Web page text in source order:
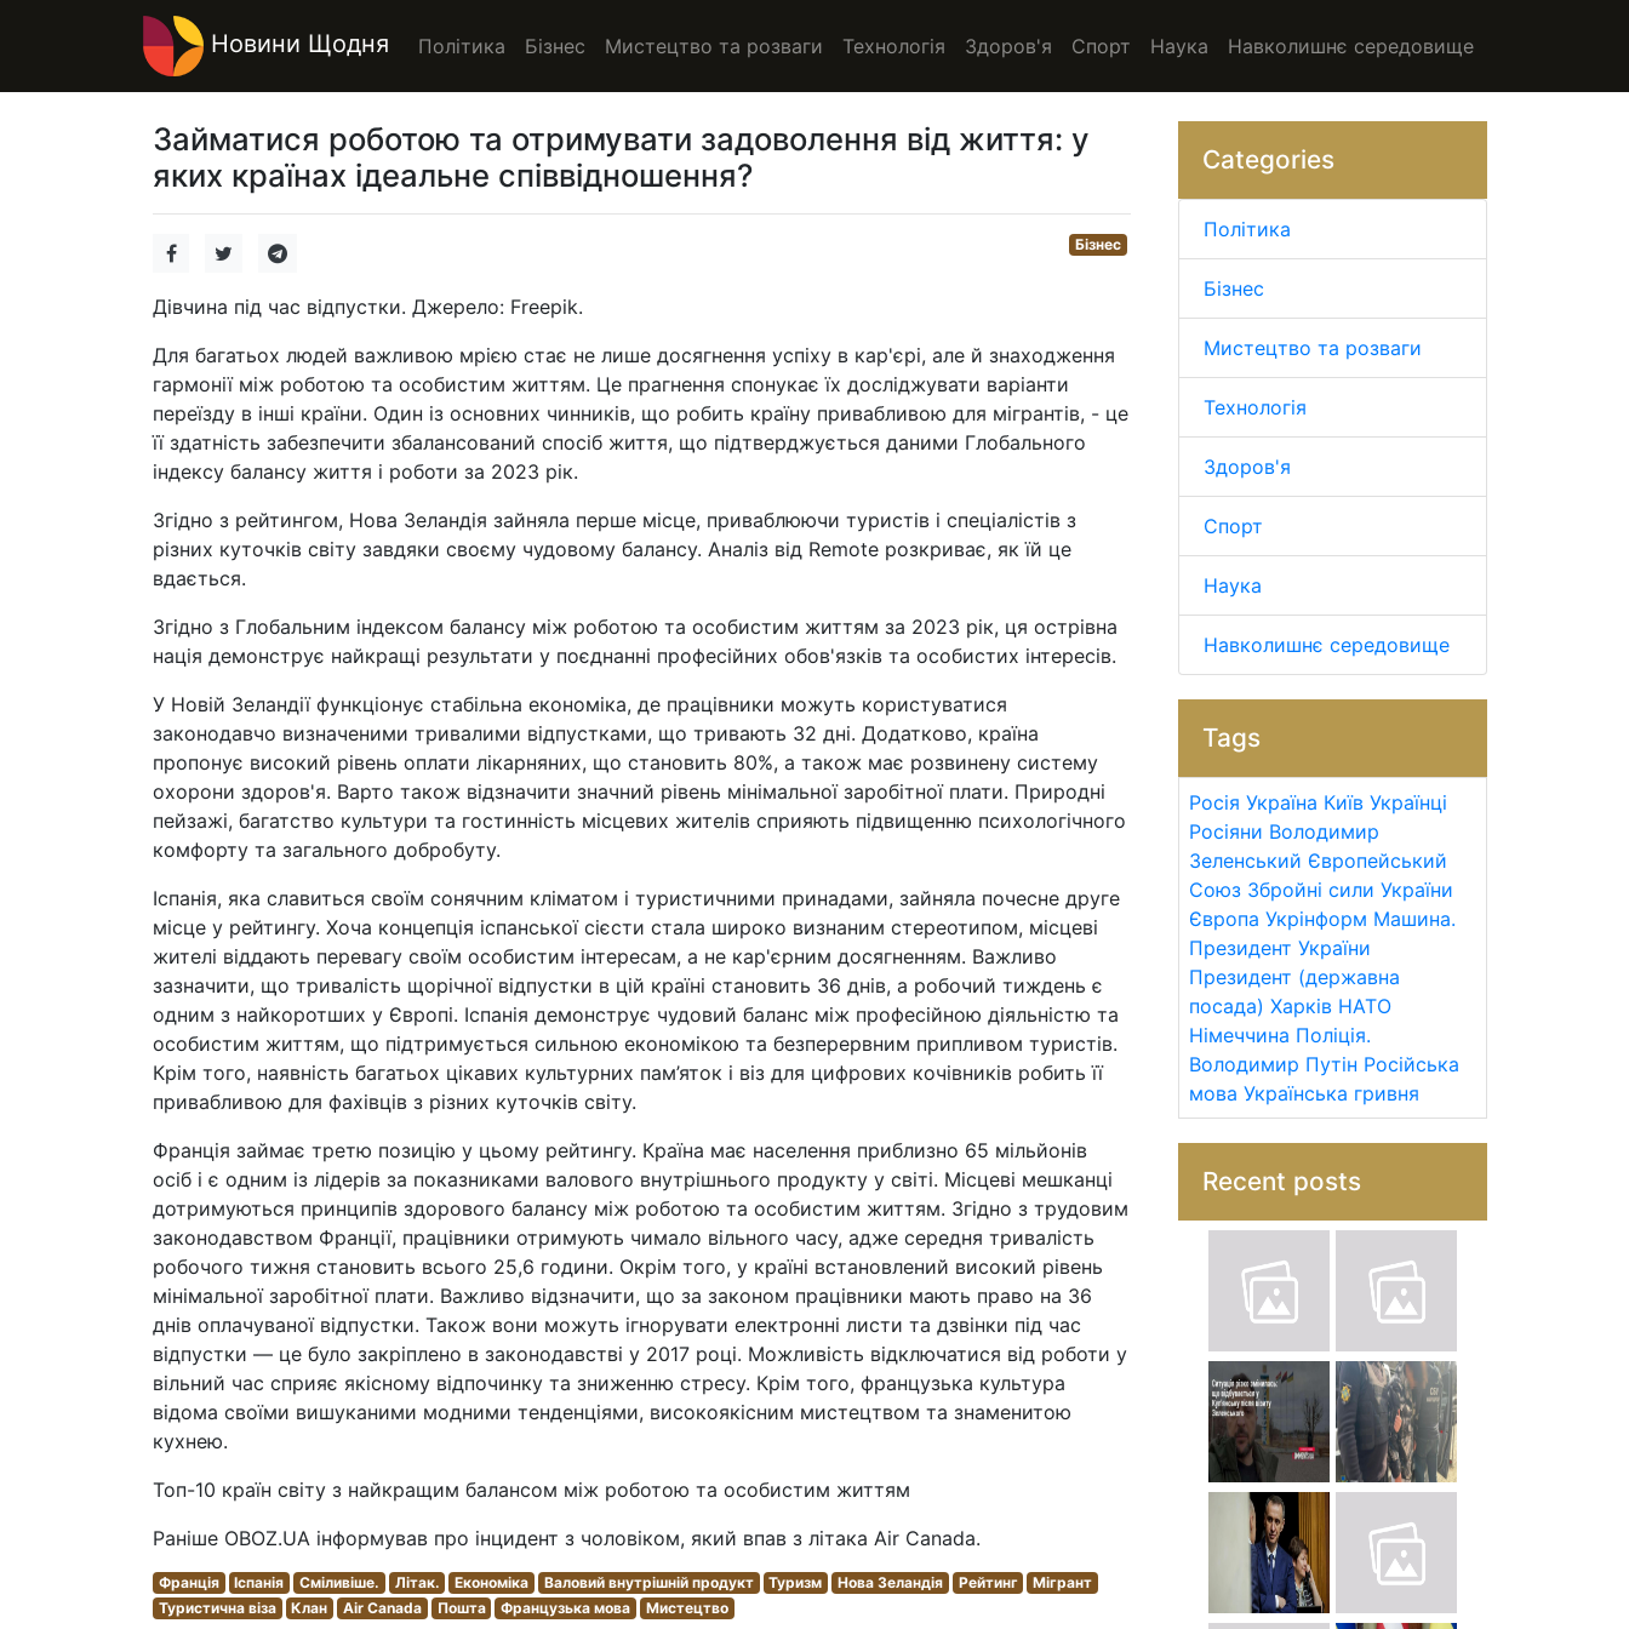
Новини Щодня Політика Бізнес Мистецтво та розваги Технологія Здоров'я Спорт Наука Навколишнє середовище
Займатися роботою та отримувати задоволення від життя: у
яких країнах ідеальне співвідношення?
Бізнес
Дівчина під час відпустки. Джерело: Freepik.
Для багатьох людей важливою мрією стає не лише досягнення успіху в кар'єрі, але й знаходження
гармонії між роботою та особистим життям. Це прагнення спонукає їх досліджувати варіанти
переїзду в інші країни. Один із основних чинників, що робить країну привабливою для мігрантів, - це
її здатність забезпечити збалансований спосіб життя, що підтверджується даними Глобального
індексу балансу життя і роботи за 2023 рік.
Згідно з рейтингом, Нова Зеландія зайняла перше місце, приваблюючи туристів і спеціалістів з
різних куточків світу завдяки своєму чудовому балансу. Аналіз від Remote розкриває, як їй це
вдається.
Згідно з Глобальним індексом балансу між роботою та особистим життям за 2023 рік, ця острівна
нація демонструє найкращі результати у поєднанні професійних обов'язків та особистих інтересів.
У Новій Зеландії функціонує стабільна економіка, де працівники можуть користуватися
законодавчо визначеними тривалими відпустками, що тривають 32 дні. Додатково, країна
пропонує високий рівень оплати лікарняних, що становить 80%, а також має розвинену систему
охорони здоров'я. Варто також відзначити значний рівень мінімальної заробітної плати. Природні
пейзажі, багатство культури та гостинність місцевих жителів сприяють підвищенню психологічного
комфорту та загального добробуту.
Іспанія, яка славиться своїм сонячним кліматом і туристичними принадами, зайняла почесне друге
місце у рейтингу. Хоча концепція іспанської сієсти стала широко визнаним стереотипом, місцеві
жителі віддають перевагу своїм особистим інтересам, а не кар'єрним досягненням. Важливо
зазначити, що тривалість щорічної відпустки в цій країні становить 36 днів, а робочий тиждень є
одним з найкоротших у Європі. Іспанія демонструє чудовий баланс між професійною діяльністю та
особистим життям, що підтримується сильною економікою та безперервним припливом туристів.
Крім того, наявність багатьох цікавих культурних пам’яток і віз для цифрових кочівників робить її
привабливою для фахівців з різних куточків світу.
Франція займає третю позицію у цьому рейтингу. Країна має населення приблизно 65 мільйонів
осіб і є одним із лідерів за показниками валового внутрішнього продукту у світі. Місцеві мешканці
дотримуються принципів здорового балансу між роботою та особистим життям. Згідно з трудовим
законодавством Франції, працівники отримують чимало вільного часу, адже середня тривалість
робочого тижня становить всього 25,6 години. Окрім того, у країні встановлений високий рівень
мінімальної заробітної плати. Важливо відзначити, що за законом працівники мають право на 36
днів оплачуваної відпустки. Також вони можуть ігнорувати електронні листи та дзвінки під час
відпустки — це було закріплено в законодавстві у 2017 році. Можливість відключатися від роботи у
вільний час сприяє якісному відпочинку та зниженню стресу. Крім того, французька культура
відома своїми вишуканими модними тенденціями, високоякісним мистецтвом та знаменитою
кухнею.
Топ-10 країн світу з найкращим балансом між роботою та особистим життям
Раніше OBOZ.UA інформував про інцидент з чоловіком, який впав з літака Air Canada.
Франція Іспанія Сміливіше. Літак. Економіка Валовий внутрішній продукт Туризм Нова Зеландія Рейтинг
Мігрант
Туристична віза
Клан Air Canada Пошта Французька мова Мистецтво
Categories
Політика
Бізнес
Мистецтво та розваги
Технологія
Здоров'я
Спорт
Наука
Навколишнє середовище
Tags
Росія Україна Київ Українці
Росіяни Володимир
Зеленський Європейський
Союз Збройні сили України
Європа Укрінформ Машина.
Президент України
Президент (державна
посада) Харків НАТО
Німеччина Поліція.
Володимир Путін Російська
мова Українська гривня
Recent posts